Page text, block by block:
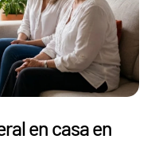
en casa en